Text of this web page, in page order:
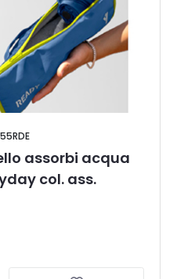
assorbi acqua
col. ass.